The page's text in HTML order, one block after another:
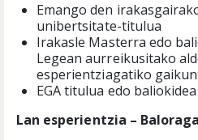
Emango den
unibertsitate-titulua
Irakasle Masterra edo
Legean aurreikusitako
esperientziagatiko
EGA titulua edo baliokidea
Lan esperientzia –